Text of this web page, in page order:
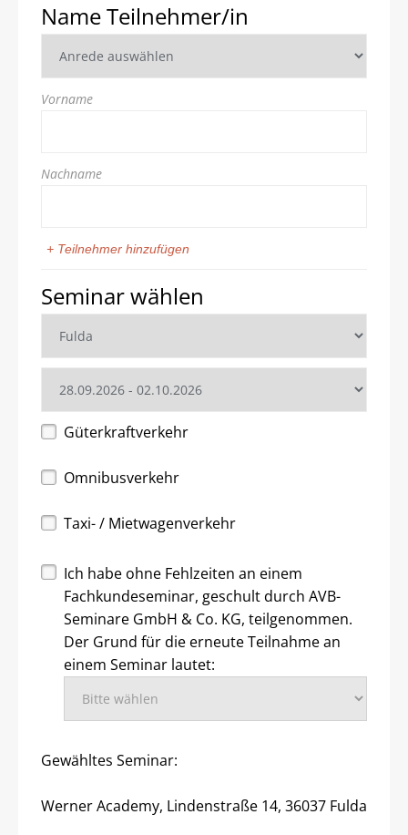
Name Teilnehmer/in
Vorname
Nachname
+ Teilnehmer hinzufügen
Seminar wählen
Güterkraftverkehr
Omnibusverkehr
Taxi- / Mietwagenverkehr
Ich habe ohne Fehlzeiten an einem
Fachkundeseminar, geschult durch AVB-
Seminare GmbH & Co. KG, teilgenommen.
Der Grund für die erneute Teilnahme an
einem Seminar lautet:
Gewähltes Seminar:
Werner Academy, Lindenstraße 14, 36037 Fulda